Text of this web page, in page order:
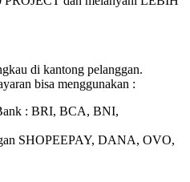
di kantong pelanggan.
bisa menggunakan :
: BRI, BCA, BNI,
SHOPEEPAY, DANA, OVO,